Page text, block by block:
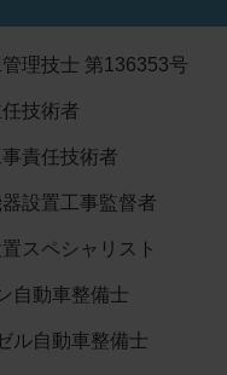
理技士 第136353号
技術者
責任技術者
設置工事監督者
スペシャリスト
自動車整備士
ル自動車整備士